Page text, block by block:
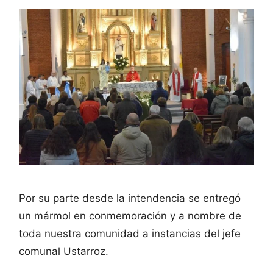
Por su parte desde la intendencia se entregó
un mármol en conmemoración y a nombre de
toda nuestra comunidad a instancias del jefe
comunal Ustarroz.